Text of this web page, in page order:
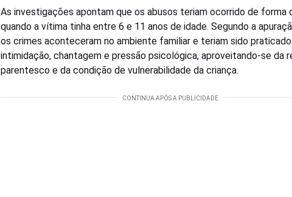
As investigações apontam que os abusos teriam ocorrido de forma
quando a vítima tinha entre 6 e 11 anos de idade. Segundo a
os crimes aconteceram no ambiente familiar e teriam sido
intimidação, chantagem e pressão psicológica, aproveitando-se da
parentesco e da condição de vulnerabilidade da criança.